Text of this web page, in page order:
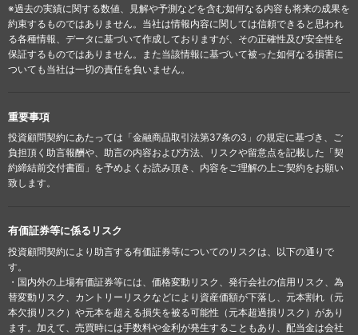
※過去の実績に関する数値、見解や予測などを含む如何なる内容も将来の成果を
約束するものではありません。当社は情報内容に関しては信頼できると思われ
る各種情報、データに基づいて作成しておりますが、その正確性及び安全性を
保証するものではありません。また当該情報に基づいて被った如何なる損害に
ついても当社は一切の責任を負いません。
重要事項
投資顧問契約にあたっては「金融商品取引法第37条の3」の規定に基づき、ご
負担頂く助言報酬や、助言の内容および方法、リスクや留意点を記載した「契
約締結前交付書面」を予めよくお読み頂き、内容をご理解の上ご契約をお願い
致します。
有価証券等に係るリスク
投資顧問契約により助言する有価証券等についてのリスクは、以下の通りで
す。
・国内外の上場有価証券等には、価格変動リスク、発行会社の信用リスク、為
替変動リスク、カントリーリスクなどにより資産価額が下落し、元本割れ（元
本欠損リスク）や元本を超える損失を被る可能性（元本超過損リスク）があり
ます。加えて、売買時には手数料や金利が発生することもあり、配当金は会社